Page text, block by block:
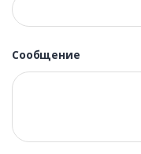
Сообщение